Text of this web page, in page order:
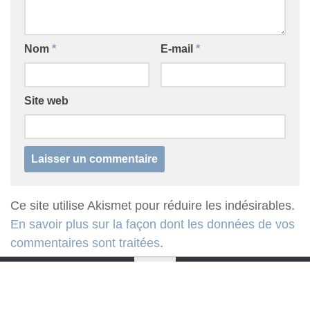
Nom * E-mail *
Site web
Ce site utilise Akismet pour réduire les indésirables.
En savoir plus sur la façon dont les données de vos
commentaires sont traitées.